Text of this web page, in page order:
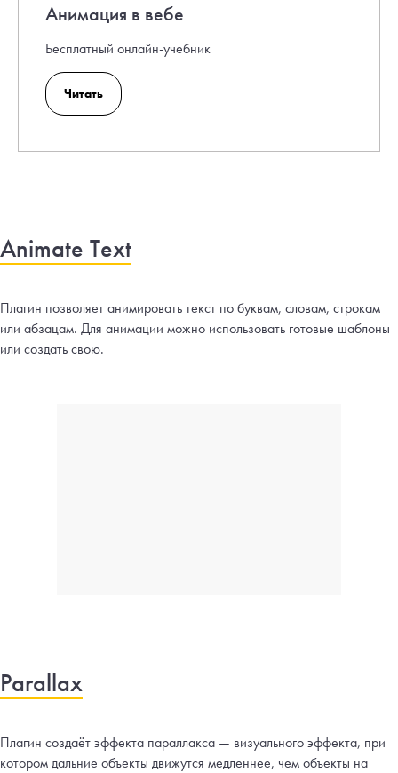
Анимация в вебе
Бесплатный онлайн-учебник
Читать
Animate Text
Плагин позволяет анимировать текст по буквам, словам, строкам
или абзацам. Для анимации можно использовать готовые шаблоны
или создать свою.
Parallax
Плагин создаёт эффекта параллакса — визуального эффекта, при
котором дальние объекты движутся медленнее, чем объекты на